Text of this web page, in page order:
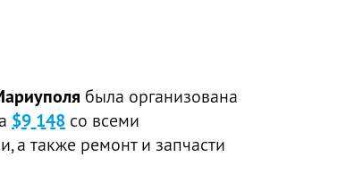
была организована
$9 148 со всеми
а также ремонт и запчасти